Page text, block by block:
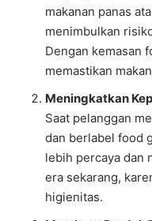
makanan panas
menimbulkan
Dengan kemasan
memastikan
Meningkatkan
Saat pelanggan
dan berlabel food
lebih percaya dan
era sekarang,
higienitas.